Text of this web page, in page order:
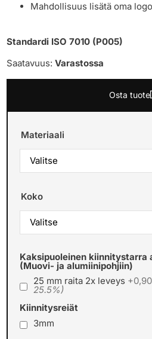
Mahdollisuus lisätä oma
Standardi ISO 7010 (P005)
Saatavuus:Varastossa
Osta tuote
Materiaali
Koko
Kaksipuoleinen kiinnitystarra
(Muovi- ja alumiinipohjiin)
25 mm raita 2x leveys
25.5%)
Kiinnitysreiät
3mm